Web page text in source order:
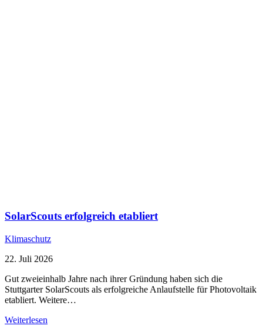
SolarScouts erfolgreich etabliert
Klimaschutz
22. Juli 2026
Gut zweieinhalb Jahre nach ihrer Gründung haben sich die
Stuttgarter SolarScouts als erfolgreiche Anlaufstelle für Photovoltaik
etabliert. Weitere…
Weiterlesen